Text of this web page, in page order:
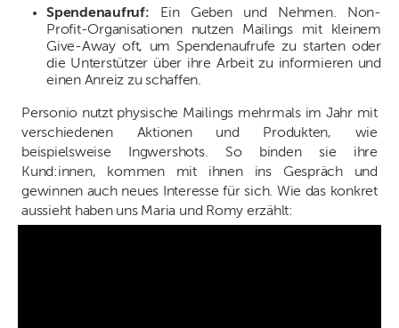
Spendenaufruf: Ein Geben und Nehmen. Non-
Profit-Organisationen nutzen Mailings mit kleinem
Give-Away oft, um Spendenaufrufe zu starten oder
die Unterstützer über ihre Arbeit zu informieren und
einen Anreiz zu schaffen.
Personio nutzt physische Mailings mehrmals im Jahr mit
verschiedenen Aktionen und Produkten, wie
beispielsweise Ingwershots. So binden sie ihre
Kund:innen, kommen mit ihnen ins Gespräch und
gewinnen auch neues Interesse für sich. Wie das konkret
aussieht haben uns Maria und Romy erzählt: